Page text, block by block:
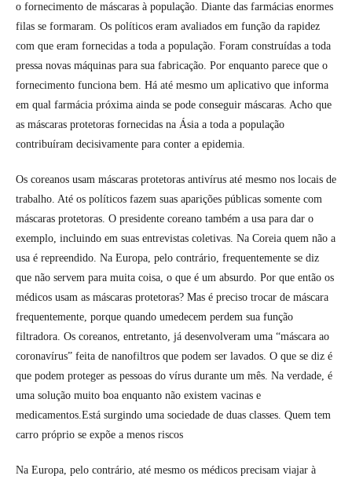
o fornecimento de máscaras à população. Diante das farmácias enormes
filas se formaram. Os políticos eram avaliados em função da rapidez
com que eram fornecidas a toda a população. Foram construídas a toda
pressa novas máquinas para sua fabricação. Por enquanto parece que o
fornecimento funciona bem. Há até mesmo um aplicativo que informa
em qual farmácia próxima ainda se pode conseguir máscaras. Acho que
as máscaras protetoras fornecidas na Ásia a toda a população
contribuíram decisivamente para conter a epidemia.
Os coreanos usam máscaras protetoras antivírus até mesmo nos locais de
trabalho. Até os políticos fazem suas aparições públicas somente com
máscaras protetoras. O presidente coreano também a usa para dar o
exemplo, incluindo em suas entrevistas coletivas. Na Coreia quem não a
usa é repreendido. Na Europa, pelo contrário, frequentemente se diz
que não servem para muita coisa, o que é um absurdo. Por que então os
médicos usam as máscaras protetoras? Mas é preciso trocar de máscara
frequentemente, porque quando umedecem perdem sua função
filtradora. Os coreanos, entretanto, já desenvolveram uma “máscara ao
coronavírus” feita de nanofiltros que podem ser lavados. O que se diz é
que podem proteger as pessoas do vírus durante um mês. Na verdade, é
uma solução muito boa enquanto não existem vacinas e
medicamentos.Está surgindo uma sociedade de duas classes. Quem tem
carro próprio se expõe a menos riscos
Na Europa, pelo contrário, até mesmo os médicos precisam viajar à